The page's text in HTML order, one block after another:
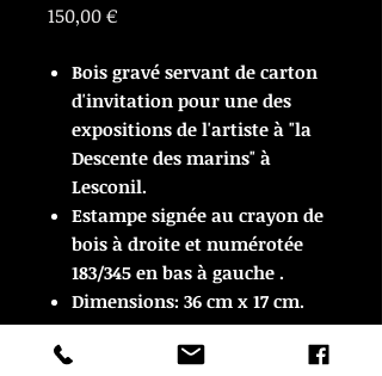
150,00 €Prix
Bois gravé servant de carton
d'invitation pour une des
expositions de l'artiste à "la
Descente des marins" à
Lesconil.
Estampe signée au crayon de
bois à droite et numérotée
183/345 en bas à gauche .
Dimensions: 36 cm x 17 cm.